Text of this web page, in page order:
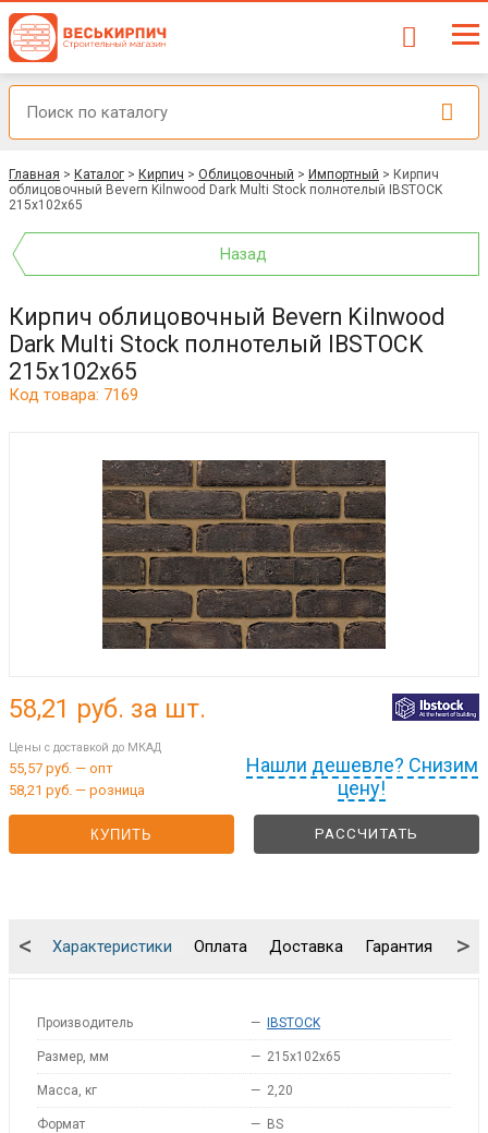
Главная > Каталог > Кирпич > Облицовочный > Импортный > Кирпич
облицовочный Bevern Kilnwood Dark Multi Stock полнотелый IBSTOCK
215x102x65
Назад
Кирпич облицовочный Bevern Kilnwood
Dark Multi Stock полнотелый IBSTOCK
215x102x65
Код товара: 7169
Нашли дешевле? Снизим
цену!
58,21 руб. за шт.
Цены с доставкой до МКАД
55,57 руб. — опт
58,21 руб. — розница
КУПИТЬ РАССЧИТАТЬ
Характеристики Оплата Доставка Гарантия
< >
Производитель — IBSTOCK
Размер, мм — 215x102x65
Масса, кг — 2,20
Формат — BS